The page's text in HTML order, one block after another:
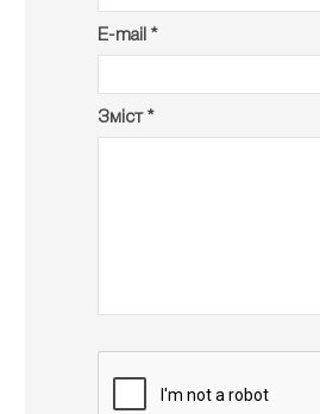
E-mail *
Зміст *